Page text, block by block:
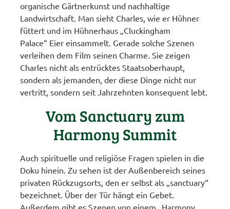
organische Gärtnerkunst und nachhaltige
Landwirtschaft. Man sieht Charles, wie er Hühner
füttert und im Hühnerhaus „Cluckingham
Palace“ Eier einsammelt. Gerade solche Szenen
verleihen dem Film seinen Charme. Sie zeigen
Charles nicht als entrücktes Staatsoberhaupt,
sondern als jemanden, der diese Dinge nicht nur
vertritt, sondern seit Jahrzehnten konsequent lebt.
Vom Sanctuary zum
Harmony Summit
Auch spirituelle und religiöse Fragen spielen in die
Doku hinein. Zu sehen ist der Außenbereich seines
privaten Rückzugsorts, den er selbst als „sanctuary“
bezeichnet. Über der Tür hängt ein Gebet.